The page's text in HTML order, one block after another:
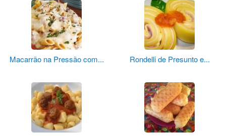
Macarrão na Pressão com... Rondelli de Presunto e...